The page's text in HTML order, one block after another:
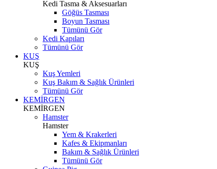
Kedi Tasma & Aksesuarları
Göğüs Tasması
Boyun Tasması
Tümünü Gör
Kedi Kapıları
Tümünü Gör
KUŞ
KUŞ
Kuş Yemleri
Kuş Bakım & Sağlık Ürünleri
Tümünü Gör
KEMİRGEN
KEMİRGEN
Hamster
Hamster
Yem & Krakerleri
Kafes & Ekipmanları
Bakım & Sağlık Ürünleri
Tümünü Gör